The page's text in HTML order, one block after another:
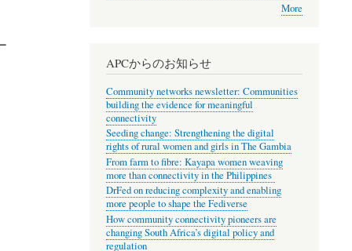
More
APCからのお知らせ
Community networks newsletter: Communities
building the evidence for meaningful
connectivity
Seeding change: Strengthening the digital
rights of rural women and girls in The Gambia
From farm to fibre: Kayapa women weaving
more than connectivity in the Philippines
DrFed on reducing complexity and enabling
more people to shape the Fediverse
How community connectivity pioneers are
changing South Africa’s digital policy and
regulation